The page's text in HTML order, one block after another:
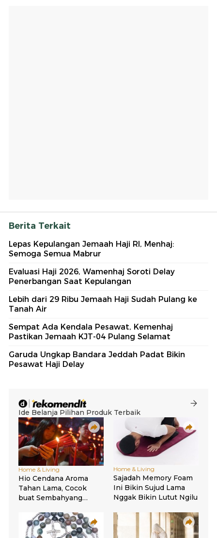
Berita Terkait
Lepas Kepulangan Jemaah Haji RI, Menhaj:
Semoga Semua Mabrur
Evaluasi Haji 2026, Wamenhaj Soroti Delay
Penerbangan Saat Kepulangan
Lebih dari 29 Ribu Jemaah Haji Sudah Pulang ke
Tanah Air
Sempat Ada Kendala Pesawat, Kemenhaj
Pastikan Jemaah KJT-04 Pulang Selamat
Garuda Ungkap Bandara Jeddah Padat Bikin
Pesawat Haji Delay